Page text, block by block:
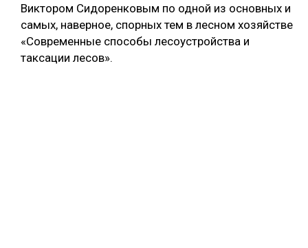
Виктором Сидоренковым по одной из основных и
самых, наверное, спорных тем в лесном хозяйстве
«Современные способы лесоустройства и
таксации лесов».